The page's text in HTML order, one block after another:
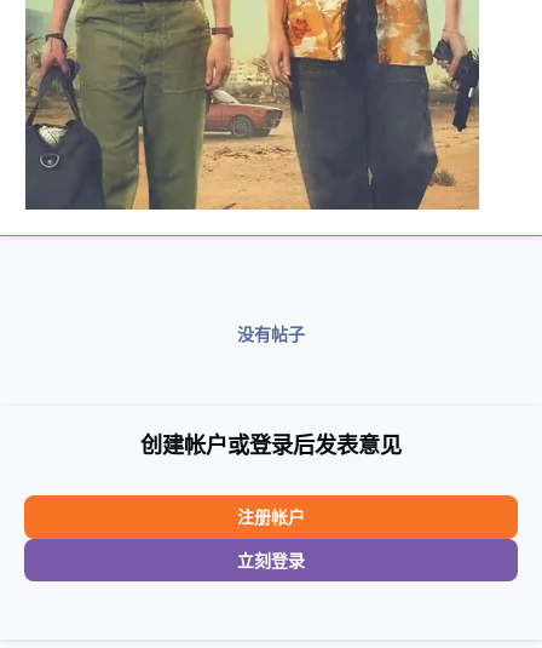
没有帖子
创建帐户或登录后发表意见
注册帐户
立刻登录